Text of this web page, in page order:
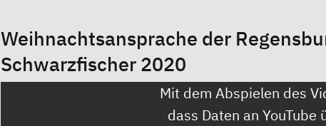
Weihnachtsansprache der
Schwarzfischer 2020
Mit dem Abspielen des
dass Daten an